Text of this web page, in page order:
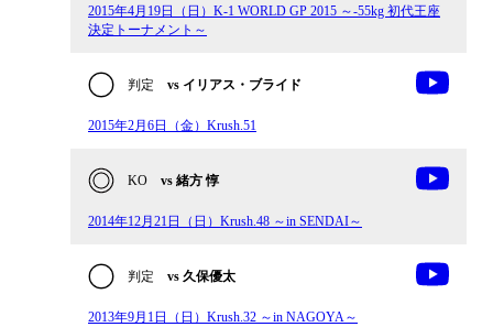
2015年4月19日（日）K-1 WORLD GP 2015 ～-55kg 初代王座
決定トーナメント～
判定 vs イリアス・ブライド
2015年2月6日（金）Krush.51
KO vs 緒方 惇
2014年12月21日（日）Krush.48 ～in SENDAI～
判定 vs 久保優太
2013年9月1日（日）Krush.32 ～in NAGOYA～